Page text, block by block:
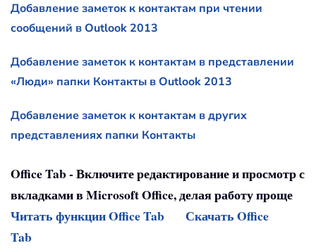
Добавление заметок к контактам при чтении
сообщений в Outlook 2013
Добавление заметок к контактам в представлении
«Люди» папки Контакты в Outlook 2013
Добавление заметок к контактам в других
представлениях папки Контакты
Office Tab - Включите редактирование и просмотр с
вкладками в Microsoft Office, делая работу проще
Читать функции Office Tab
Скачать Office
Tab